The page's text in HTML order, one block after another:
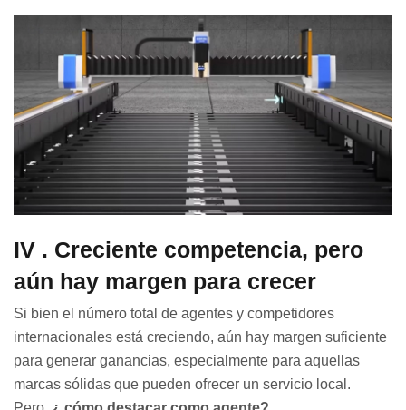
IV . Creciente competencia, pero
aún hay margen para crecer
Si bien el número total de agentes y competidores
internacionales está creciendo, aún hay margen suficiente
para generar ganancias, especialmente para aquellas
marcas sólidas que pueden ofrecer un servicio local.